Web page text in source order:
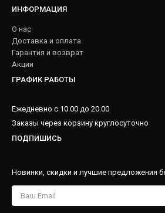
ИНФОРМАЦИЯ
О нас
Доставка и оплата
Гарантия и возврат
Акции
ГРАФИК РАБОТЫ
Ежедневно с 10.00 до 20.00
Заказы через корзину круглосуточно
ПОДПИШИСЬ
Новинки, скидки и лучшие предложения